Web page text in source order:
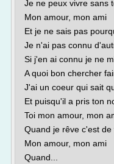
Je ne peux vivre sans
Mon amour, mon ami
Et je ne sais pas
Je n'ai pas connu
Si j'en ai connu je ne
A quoi bon chercher
J'ai un coeur qui sait
Et puisqu'il a pris ton
Toi mon amour, mon
Quand je rêve c'est de
Mon amour, mon ami
Quand...